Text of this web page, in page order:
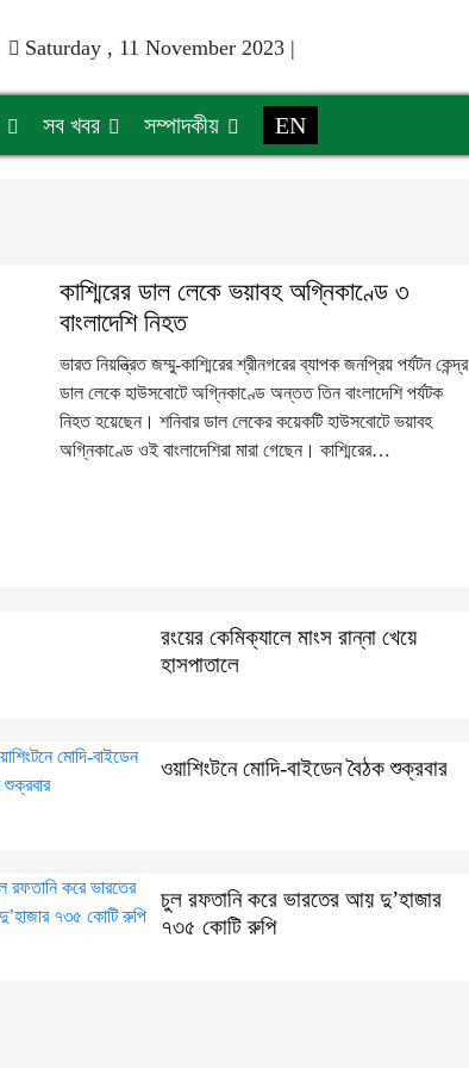
Saturday , 11 November 2023 |
সব খবর সম্পাদকীয় EN
কাশ্মিরের ডাল লেকে ভয়াবহ অগ্নিকাণ্ডে ৩
বাংলাদেশি নিহত
ভারত নিয়ন্ত্রিত জম্মু-কাশ্মিরের শ্রীনগরের ব্যাপক জনপ্রিয় পর্যটন কেন্দ্র
ডাল লেকে হাউসবোটে অগ্নিকাণ্ডে অন্তত তিন বাংলাদেশি পর্যটক
নিহত হয়েছেন। শনিবার ডাল লেকের কয়েকটি হাউসবোটে ভয়াবহ
অগ্নিকাণ্ডে ওই বাংলাদেশিরা মারা গেছেন। কাশ্মিরের…
রংয়ের কেমিক্যালে মাংস রান্না খেয়ে
হাসপাতালে
ওয়াশিংটনে মোদি-বাইডেন বৈঠক শুক্রবার
চুল রফতানি করে ভারতের আয় দু’হাজার
৭৩৫ কোটি রুপি